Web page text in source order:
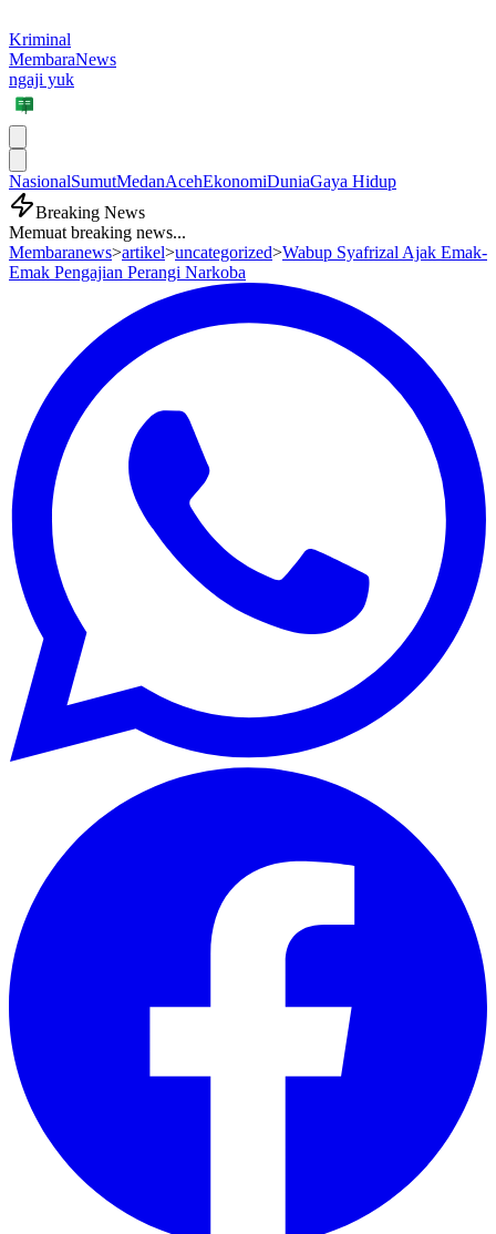
Kriminal
MembaraNews
ngaji yuk
NasionalSumutMedanAcehEkonomiDuniaGaya Hidup
Breaking News
Memuat breaking news...
Membaranews>artikel>uncategorized>Wabup Syafrizal Ajak Emak-
Emak Pengajian Perangi Narkoba